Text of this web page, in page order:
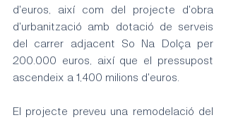
d'euros, així com del projecte d'obra
d'urbanització amb dotació de serveis
del carrer adjacent So Na Dolça per
200.000 euros, així que el pressupost
ascendeix a 1,400 milions d'euros.
El projecte preveu una remodelació del